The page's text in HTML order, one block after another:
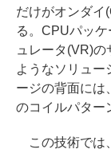
だけがオンダイ
る。CPUパッ
ュレータ(VR)
ようなソリュー
ージの背面には
のコイルパター
この技術では